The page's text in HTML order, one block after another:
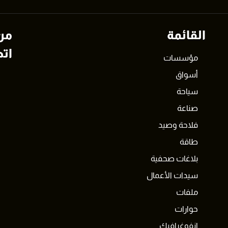
القائمة
مؤسسات
أسواق
سياحة
صناعة
فلاحة وصيد
طاقة
بلاغات صحفية
سيدات الأعمال
ملفات
حوارات
انفوغرافيك